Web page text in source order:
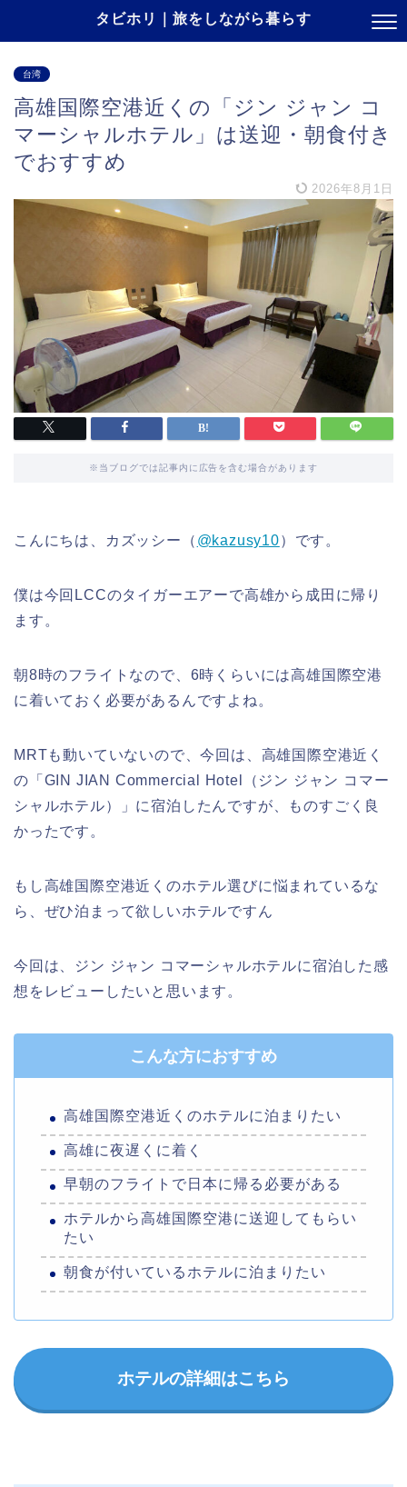
タビホリ｜旅をしながら暮らす
台湾
高雄国際空港近くの「ジン ジャン コ
マーシャルホテル」は送迎・朝食付き
でおすすめ
2026年8月1日
※当ブログでは記事内に広告を含む場合があります
こんにちは、カズッシー（ @kazusy10）です。
僕は今回LCCのタイガーエアーで高雄から成田に帰り
ます。
朝8時のフライトなので、6時くらいには高雄国際空港
に着いておく必要があるんですよね。
MRTも動いていないので、今回は、高雄国際空港近く
の「GIN JIAN Commercial Hotel（ジン ジャン コマー
シャルホテル）」に宿泊したんですが、ものすごく良
かったです。
もし高雄国際空港近くのホテル選びに悩まれているな
ら、ぜひ泊まって欲しいホテルですん
今回は、ジン ジャン コマーシャルホテルに宿泊した感
想をレビューしたいと思います。
こんな方におすすめ
高雄国際空港近くのホテルに泊まりたい
高雄に夜遅くに着く
早朝のフライトで日本に帰る必要がある
ホテルから高雄国際空港に送迎してもらい
たい
朝食が付いているホテルに泊まりたい
ホテルの詳細はこちら